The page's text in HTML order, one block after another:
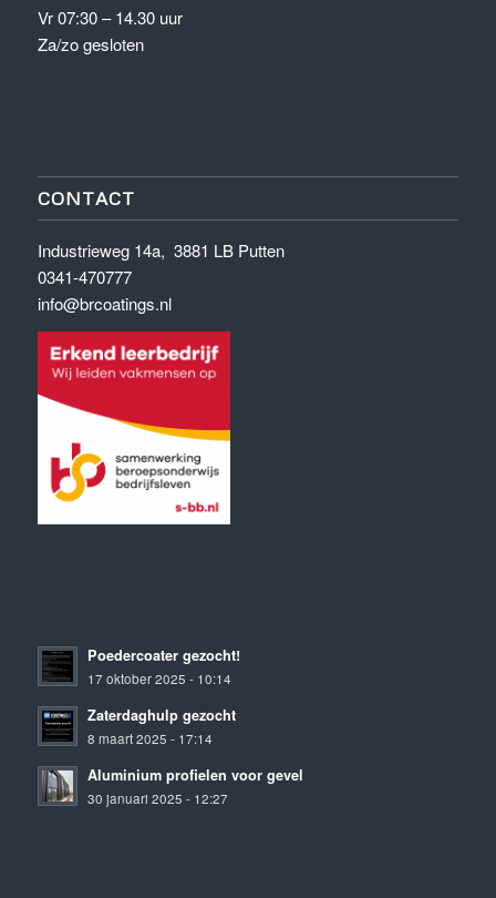
Vr 07:30 – 14.30 uur
Za/zo gesloten
CONTACT
Industrieweg 14a, 3881 LB Putten
0341-470777
info@brcoatings.nl
Poedercoater gezocht!
17 oktober 2025 - 10:14
Zaterdaghulp gezocht
8 maart 2025 - 17:14
Aluminium profielen voor gevel
30 januari 2025 - 12:27